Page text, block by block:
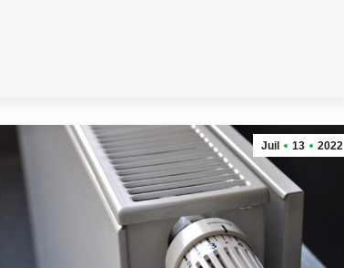
Juil 13 2022